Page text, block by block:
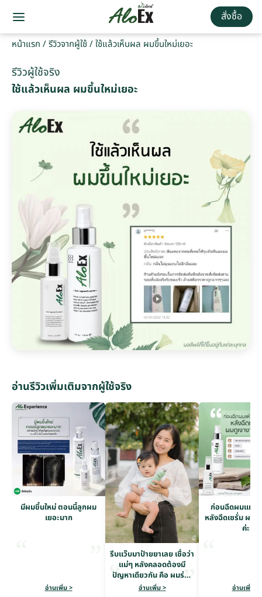
สั่งซื้อ
หน้าแรก /รีวิวจากผู้ใช้ /ใช้แล้วเห็นผล ผมขึ้นใหม่เยอะ
รีวิวผู้ใช้จริง
ใช้แล้วเห็นผล ผมขึ้นใหม่เยอะ
อ่านรีวิวเพิ่มเติมจากผู้ใช้จริง
มีผมขึ้นใหม่ ตอนนี้ลูกผม
เยอะมาก
อ่านเพิ่ม >
รีบแว๊บมาป้ายยาเลย เชื่อว่า
แม่ๆ หลังคลอดต้องมี
ปัญหาเดียวกัน คือ ผมร่วง
หนักมาก
อ่านเพิ่ม >
ก่อนฉีดผมแห้งก
หลังฉีดเซรั่ม ผมดู
ค่ะ
อ่านเพิ่ม >